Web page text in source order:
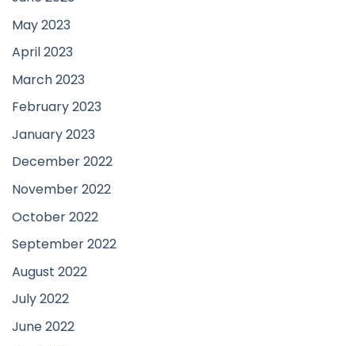
May 2023
April 2023
March 2023
February 2023
January 2023
December 2022
November 2022
October 2022
September 2022
August 2022
July 2022
June 2022